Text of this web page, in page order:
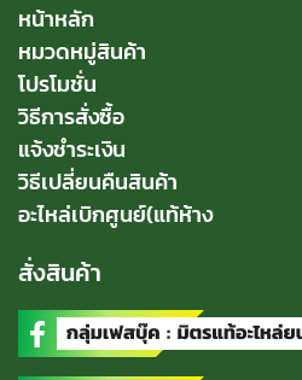
หน้าหลัก
หมวดหมู่สินค้า
โปรโมชั่น
วิธีการสั่งซื้อ
แจ้งชำระเงิน
วิธีเปลี่ยนคืนสินค้า
อะไหล่เบิกศูนย์(แท้ห้าง
สั่งสินค้า